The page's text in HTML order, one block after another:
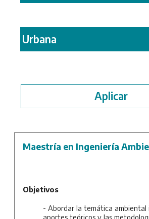
Maestría en Ingeniería
Objetivos
- Abordar la temática ambiental
aportes teóricos y las